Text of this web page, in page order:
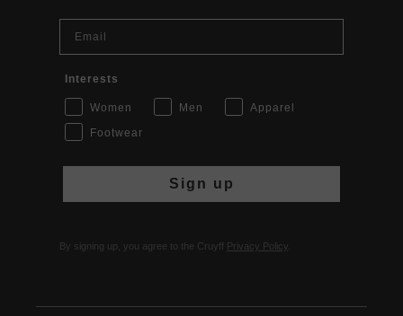
Email
Interests
Women Men
Apparel
Footwear
Sign up
By signing up, you agree to the Cruyff Privacy Policy